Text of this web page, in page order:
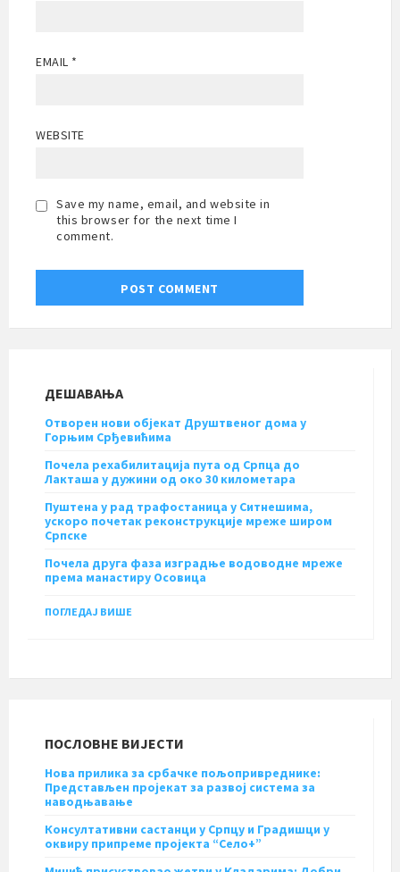
EMAIL *
WEBSITE
Save my name, email, and website in
this browser for the next time I
comment.
ДЕШАВАЊА
Отворен нови објекат Друштвеног дома у
Горњим Срђевићима
Почела рехабилитација пута од Српца до
Лакташа у дужини од око 30 километара
Пуштена у рад трафостаница у Ситнешима,
ускоро почетак реконструкције мреже широм
Српске
Почела друга фаза изградње водоводне мреже
према манастиру Осовица
ПОГЛЕДАЈ ВИШЕ
ПОСЛОВНЕ ВИЈЕСТИ
Нова прилика за србачке пољопривреднике:
Представљен пројекат за развој система за
наводњавање
Консултативни састанци у Српцу и Градишци у
оквиру припреме пројекта “Село+”